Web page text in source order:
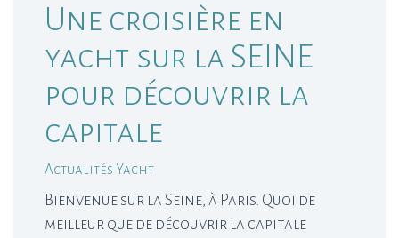
Une croisière en
yacht sur la SEINE
pour découvrir la
capitale
Actualités Yacht
Bienvenue sur la Seine, à Paris. Quoi de
meilleur que de découvrir la capitale